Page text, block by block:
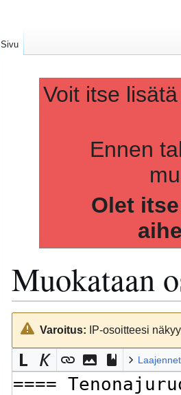
Voit itse
Ennen
Olet
Muokataan
Siirry
navigaatioon
Siirry
hakuunVaroitus: IP-osoitteesi
Sivu